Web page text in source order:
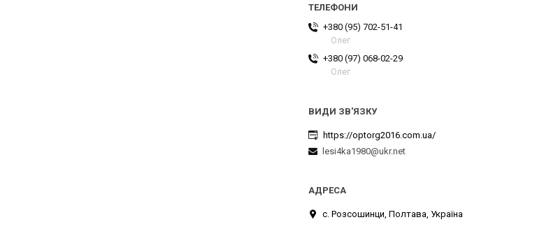
+380 (95) 702-51-41
Олег
+380 (97) 068-02-29
Олег
https://optorg2016.com.ua/
lesi4ka1980@ukr.net
с. Розсошинци, Полтава, Україна